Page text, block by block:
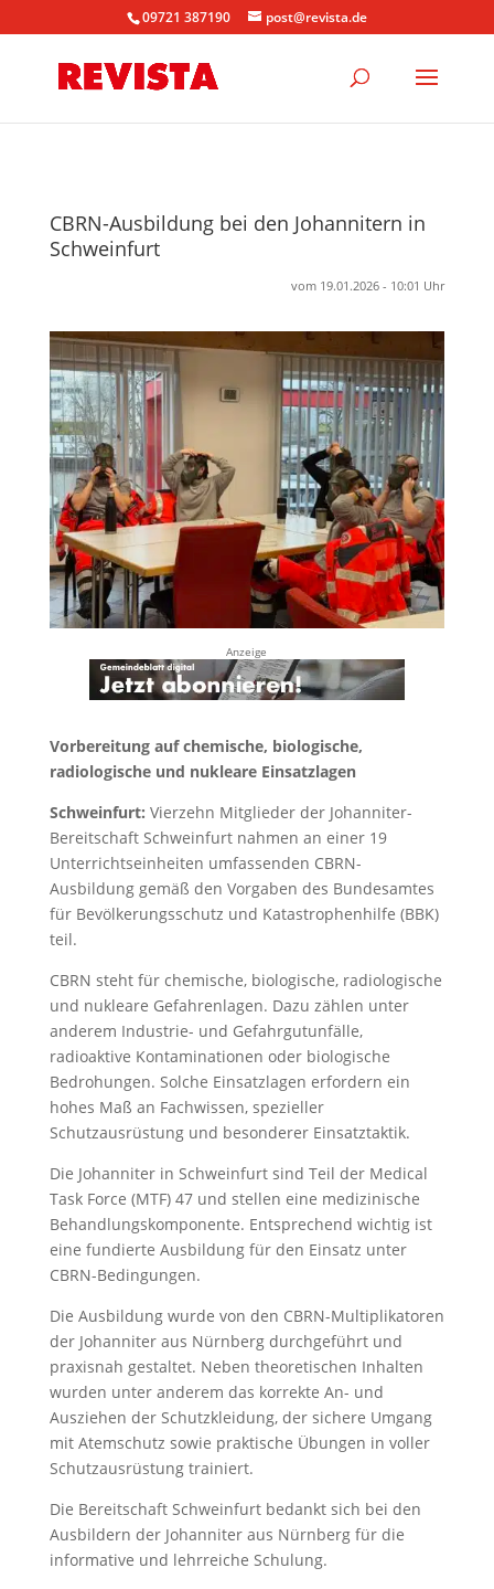
09721 387190 post@revista.de
CBRN-Ausbildung bei den Johannitern in
Schweinfurt
vom 19.01.2026 - 10:01 Uhr
Anzeige
Vorbereitung auf chemische, biologische,
radiologische und nukleare Einsatzlagen
Schweinfurt: Vierzehn Mitglieder der Johanniter-
Bereitschaft Schweinfurt nahmen an einer 19
Unterrichtseinheiten umfassenden CBRN-
Ausbildung gemäß den Vorgaben des Bundesamtes
für Bevölkerungsschutz und Katastrophenhilfe (BBK)
teil.
CBRN steht für chemische, biologische, radiologische
und nukleare Gefahrenlagen. Dazu zählen unter
anderem Industrie- und Gefahrgutunfälle,
radioaktive Kontaminationen oder biologische
Bedrohungen. Solche Einsatzlagen erfordern ein
hohes Maß an Fachwissen, spezieller
Schutzausrüstung und besonderer Einsatztaktik.
Die Johanniter in Schweinfurt sind Teil der Medical
Task Force (MTF) 47 und stellen eine medizinische
Behandlungskomponente. Entsprechend wichtig ist
eine fundierte Ausbildung für den Einsatz unter
CBRN-Bedingungen.
Die Ausbildung wurde von den CBRN-Multiplikatoren
der Johanniter aus Nürnberg durchgeführt und
praxisnah gestaltet. Neben theoretischen Inhalten
wurden unter anderem das korrekte An- und
Ausziehen der Schutzkleidung, der sichere Umgang
mit Atemschutz sowie praktische Übungen in voller
Schutzausrüstung trainiert.
Die Bereitschaft Schweinfurt bedankt sich bei den
Ausbildern der Johanniter aus Nürnberg für die
informative und lehrreiche Schulung.